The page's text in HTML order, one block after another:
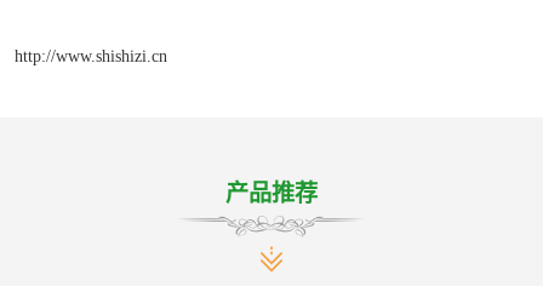
http://www.shishizi.cn
产品推荐